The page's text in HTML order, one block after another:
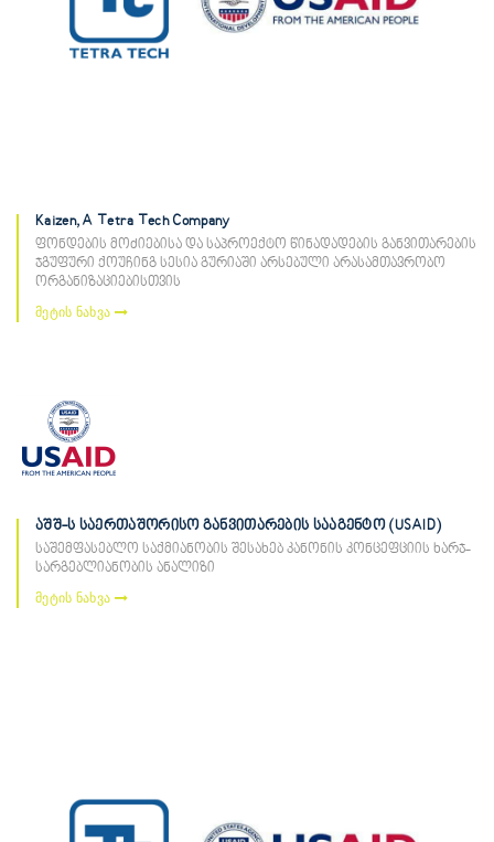
Kaizen, A Tetra Tech Company
ფონდების მოძიებისა და საპროექტო წინადადების განვითარების
ჯგუფური ქოუჩინგ სესია გურიაში არსებული არასამთავრობო
ორგანიზაციებისთვის
მეტის ნახვა
აშშ-ს საერთაშორისო განვითარების სააგენტო (USAID)
საშემფასებლო საქმიანობის შესახებ კანონის კონცეფციის ხარჯ-
სარგებლიანობის ანალიზი
მეტის ნახვა